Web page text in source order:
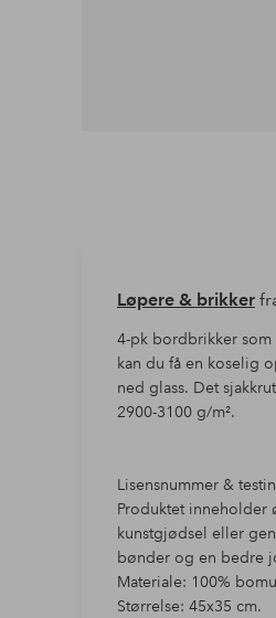
Løpere & brikker
4-pk bordbrikker
kan du få en koselig
ned glass. Det
2900-3100 g/m².
Lisensnummer &
Produktet inneholder
kunstgjødsel eller
bønder og en bedre
Materiale: 100%
Størrelse: 45x35 cm.